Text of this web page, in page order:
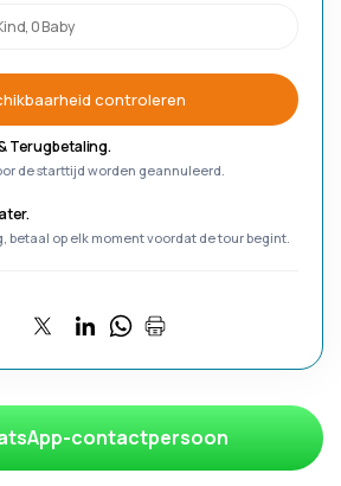
0 Baby
controleren
Terugbetaling.
de starttijd worden geannuleerd.
betaal op elk moment voordat de tour begint.
contactpersoon